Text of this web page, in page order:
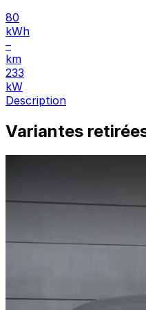
80
kWh
–
km
233
kW
Description
Variantes